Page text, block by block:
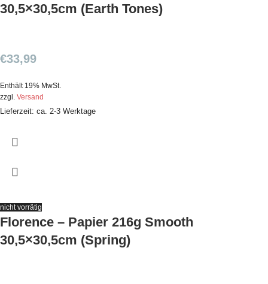
30,5×30,5cm (Earth Tones)
€33,99
Enthält 19% MwSt.
zzgl. Versand
Lieferzeit: ca. 2-3 Werktage
nicht vorrätig
Florence – Papier 216g Smooth
30,5×30,5cm (Spring)